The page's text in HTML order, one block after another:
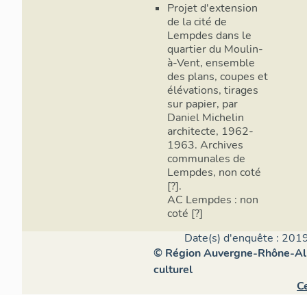
Projet d'extension
de la cité de
Lempdes dans le
quartier du Moulin-
à-Vent, ensemble
des plans, coupes et
élévations, tirages
sur papier, par
Daniel Michelin
architecte, 1962-
1963. Archives
communales de
Lempdes, non coté
[?].
AC Lempdes : non
coté [?]
Date(s) d'enquête :
© Région Auvergne-Rhône-
culturel